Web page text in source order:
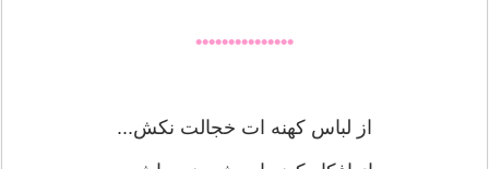
•••••••••••••••
از لباس کهنه ات خجالت نکش...